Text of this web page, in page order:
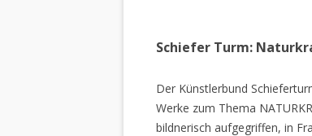
Schiefer Turm:
Der Künstlerbund
Werke zum Thema
bildnerisch aufgegriffen, in